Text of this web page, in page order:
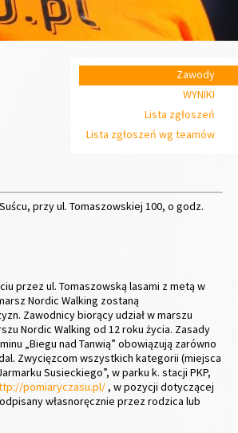
Zawody
WYNIKI
Lista zgłoszeń
Lista zgłoszeń wg teamów
przy ul. Tomaszowskiej 100, o godz.
przez ul. Tomaszowską lasami z metą w
Nordic Walking zostaną
Zawodnicy biorący udział w marszu
Nordic Walking od 12 roku życia. Zasady
„Biegu nad Tanwią” obowiązują zarówno
Zwycięzcom wszystkich kategorii (miejsca
Susieckiego”, w parku k. stacji PKP,
pomiaryczasu.pl/ , w pozycji dotyczącej
własnoręcznie przez rodzica lub